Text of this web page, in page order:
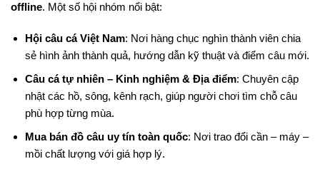
offline. Một số hội nhóm nổi bật:
Hội câu cá Việt Nam: Nơi hàng chục nghìn thành viên chia
sẻ hình ảnh thành quả, hướng dẫn kỹ thuật và điểm câu mới.
Câu cá tự nhiên – Kinh nghiệm & Địa điểm: Chuyên cập
nhật các hồ, sông, kênh rạch, giúp người chơi tìm chỗ câu
phù hợp từng mùa.
Mua bán đồ câu uy tín toàn quốc: Nơi trao đổi cần – máy –
mồi chất lượng với giá hợp lý.